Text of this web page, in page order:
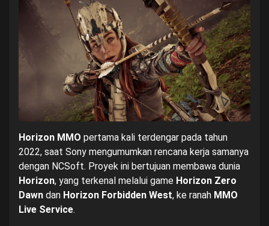
Horizon MMO pertama kali terdengar pada tahun
2022, saat Sony mengumumkan rencana kerja samanya
dengan NCSoft. Proyek ini bertujuan membawa dunia
Horizon, yang terkenal melalui game Horizon Zero
Dawn dan Horizon Forbidden West, ke ranah MMO
Live Service.